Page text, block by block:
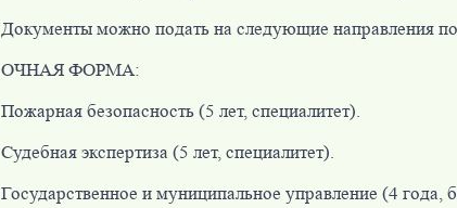
Документы можно подать на следующие направления
ОЧНАЯ ФОРМА:
Пожарная безопасность (5 лет, специалитет).
Судебная экспертиза (5 лет, специалитет).
Государственное и муниципальное управление (4 года,